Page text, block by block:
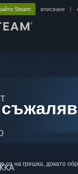
Steam вписване
се на грешка, докато